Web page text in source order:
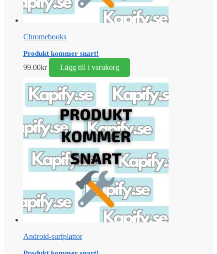
Chromebooks
Produkt kommer snart!
99.00kr Lägg till i varukorg
Android-surfplattor